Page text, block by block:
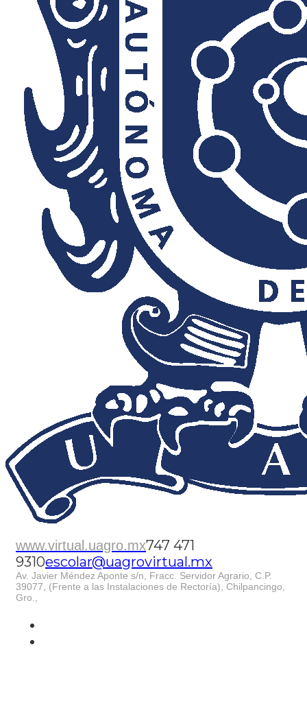
www.virtual.uagro.mx747 471
9310escolar@uagrovirtual.mx
Av. Javier Méndez Aponte s/n, Fracc. Servidor Agrario, C.P.
39077, (Frente a las Instalaciones de Rectoría), Chilpancingo,
Gro.,